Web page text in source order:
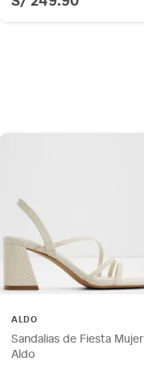
ALDO
Sandalias de Fiesta Mujer
Aldo